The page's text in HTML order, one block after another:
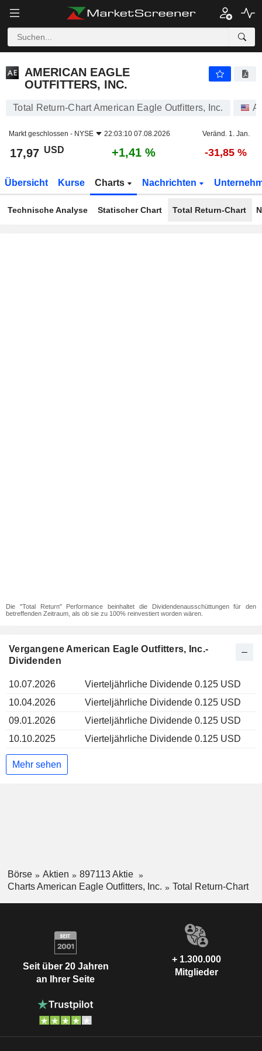
AMERICAN EAGLE
OUTFITTERS, INC.
Total Return-Chart American Eagle Outfitters, Inc.
Markt geschlossen - NYSE 22:03:10 07.08.2026 Veränd. 1. Jan.
17,97 USD +1,41 % -31,85 %
Übersicht Kurse Charts Nachrichten
Technische Analyse Statischer Chart Total Return-Chart
Die "Total Return" Performance beinhaltet die Dividendenausschüttungen für den
betreffenden Zeitraum, als ob sie zu 100% reinvestiert worden wären.
Vergangene American Eagle Outfitters, Inc.-
Dividenden
10.07.2026
Vierteljährliche Dividende 0.125 USD
10.04.2026
Vierteljährliche Dividende 0.125 USD
09.01.2026
Vierteljährliche Dividende 0.125 USD
10.10.2025
Vierteljährliche Dividende 0.125 USD
Mehr sehen
Börse Aktien
897113 Aktie
Charts American Eagle Outfitters, Inc.
Total Return-Chart
Seit über 20 Jahren
an Ihrer Seite
+ 1.300.000
Mitglieder